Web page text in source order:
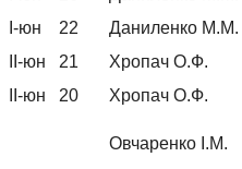
І-юн 22
Даниленко М.М.
ІІ-юн 21
Хропач О.Ф.
ІІ-юн 20 Хропач О.Ф.
Овчаренко І.М.